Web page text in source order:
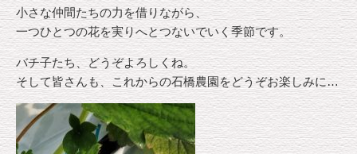
小さな仲間たちの力を借りながら、
一つひとつの花を実りへとつないでいく季節です。
バチ子たち、どうぞよろしくね。
そして皆さんも、これからの石橋農園をどうぞお楽しみに…